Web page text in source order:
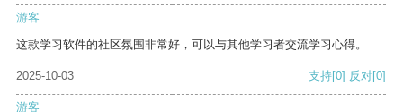
游客
这款学习软件的社区氛围非常好，可以与其他学习者交流学习心得。
2025-10-03 支持[0] 反对[0]
游客